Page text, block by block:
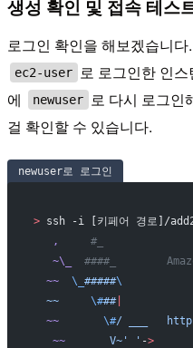
생성 확인 및 접속 테스
로그인 확인을 해보겠습니다.
ec2-user 로 로그인한 인
에
newuser 로 다시 로그인
걸 확인할 수 있습니다.
newuser로 로그인
> ssh -i [키페어 경로]/
   ,
     #_
   ~\_
####_
  ~~
  \_
#####\
  ~~
     \#
##|
  ~~
       \#
/
   ~~
       V~' '
->